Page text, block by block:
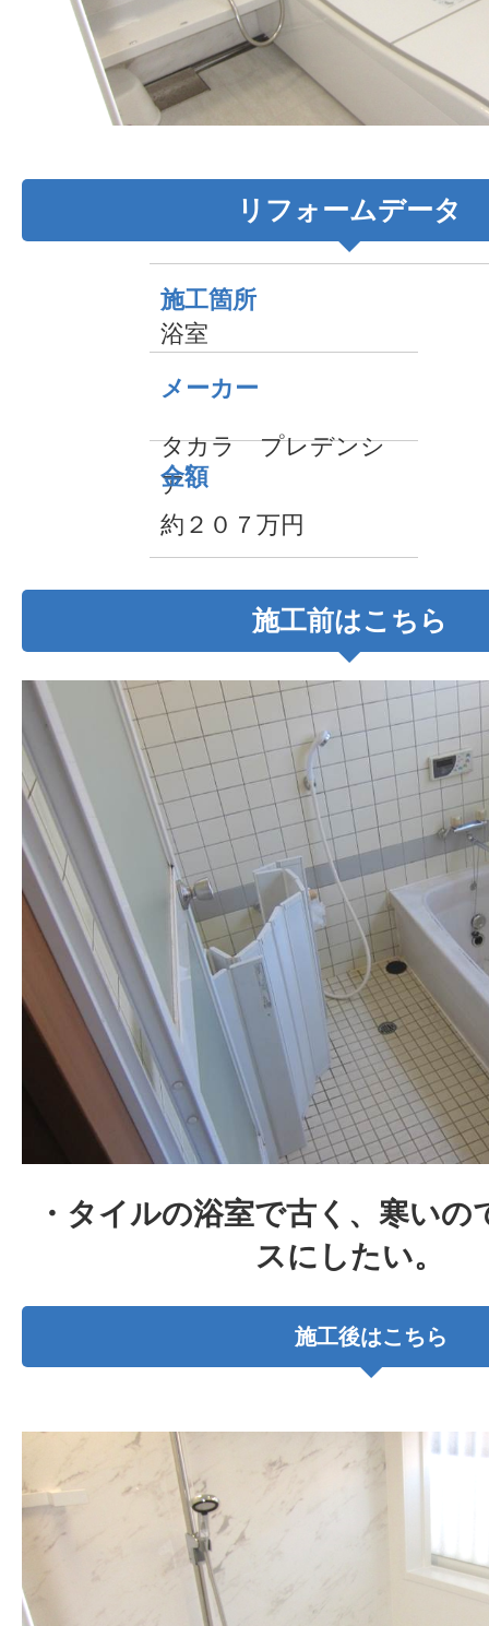
リフォームデータ
施工箇所
浴室
メーカー
タカラ プレデンシ
ア
金額
約２０７万円
施工前はこちら
・タイルの浴室で古く、寒いの
スにしたい。
施工後はこちら